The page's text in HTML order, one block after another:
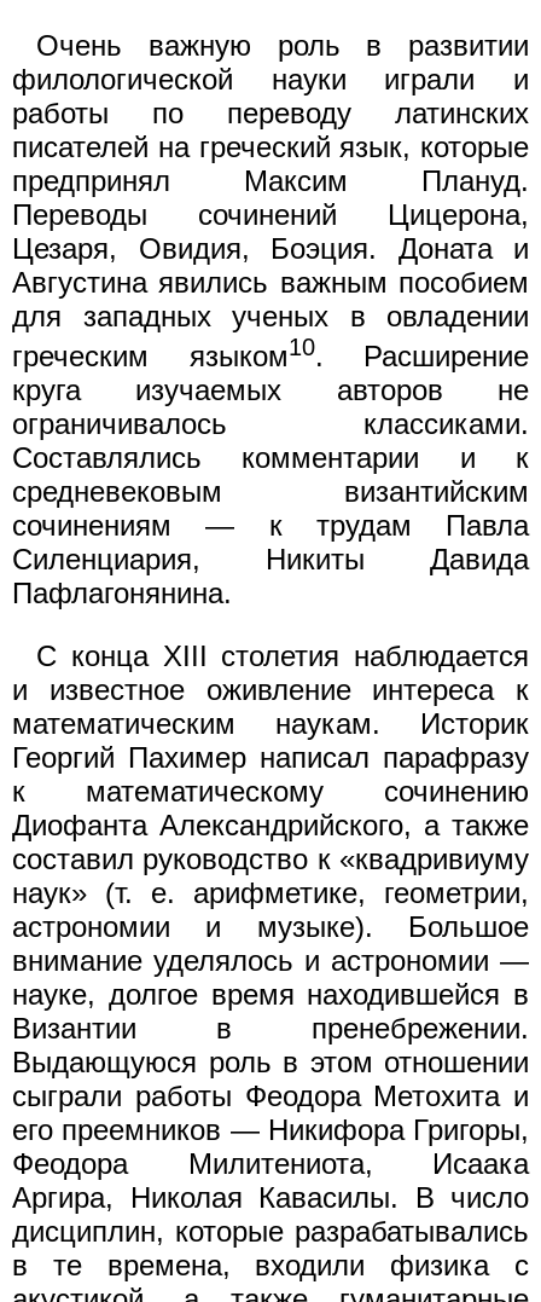
Очень важную роль в развитии
филологической науки играли и
работы по переводу латинских
писателей на греческий язык, которые
предпринял Максим Плануд.
Переводы сочинений Цицерона,
Цезаря, Овидия, Боэция. Доната и
Августина явились важным пособием
для западных ученых в овладении
греческим языком10. Расширение
круга изучаемых авторов не
ограничивалось классиками.
Составлялись комментарии и к
средневековым византийским
сочинениям — к трудам Павла
Силенциария, Никиты Давида
Пафлагонянина.
С конца XIII столетия наблюдается
и известное оживление интереса к
математическим наукам. Историк
Георгий Пахимер написал парафразу
к математическому сочинению
Диофанта Александрийского, а также
составил руководство к «квадривиуму
наук» (т. е. арифметике, геометрии,
астрономии и музыке). Большое
внимание уделялось и астрономии —
науке, долгое время находившейся в
Византии в пренебрежении.
Выдающуюся роль в этом отношении
сыграли работы Феодора Метохита и
его преемников — Никифора Григоры,
Феодора Милитениота, Исаака
Аргира, Николая Кавасилы. В число
дисциплин, которые разрабатывались
в те времена, входили физика с